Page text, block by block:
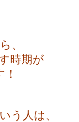
、
時期が
う人は、